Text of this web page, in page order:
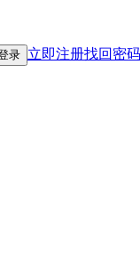
录 立即注册找回密码